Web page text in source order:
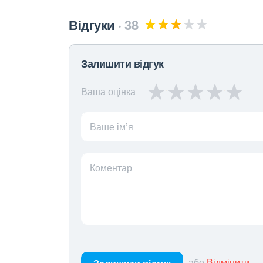
Відгуки 38
Залишити відгук
Ваша оцінка
Ваше ім’я
Коментар